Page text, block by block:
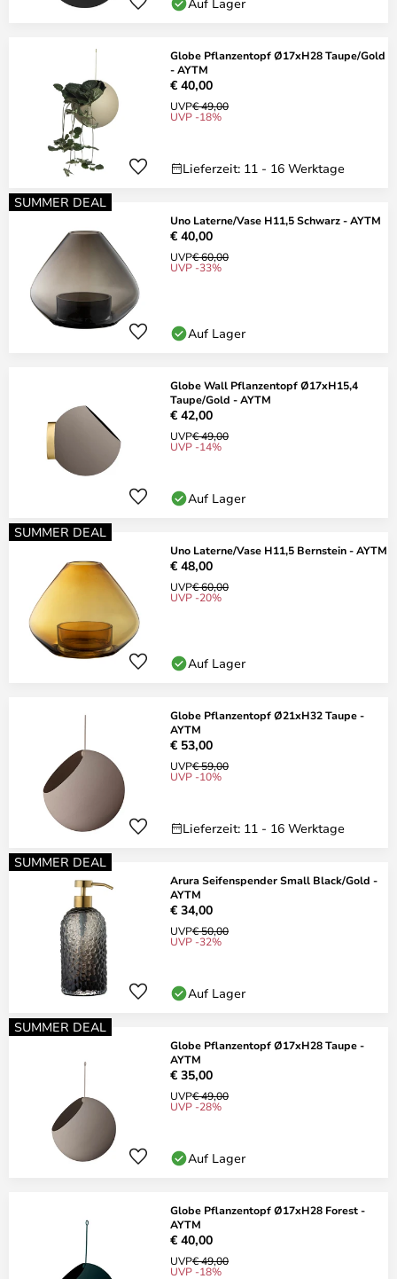
Globe Pflanzentopf Ø17xH28 Taupe/Gold
- AYTM
€ 40,00
UVP€ 49,00
UVP -18%
Lieferzeit: 11 - 16 Werktage
SUMMER DEAL
Uno Laterne/Vase H11,5 Schwarz - AYTM
€ 40,00
UVP€ 60,00
UVP -33%
Auf Lager
Globe Wall Pflanzentopf Ø17xH15,4
Taupe/Gold - AYTM
€ 42,00
UVP€ 49,00
UVP -14%
Auf Lager
SUMMER DEAL
Uno Laterne/Vase H11,5 Bernstein - AYTM
€ 48,00
UVP€ 60,00
UVP -20%
Auf Lager
Globe Pflanzentopf Ø21xH32 Taupe -
AYTM
€ 53,00
UVP€ 59,00
UVP -10%
Lieferzeit: 11 - 16 Werktage
SUMMER DEAL
Arura Seifenspender Small Black/Gold -
AYTM
€ 34,00
UVP€ 50,00
UVP -32%
Auf Lager
SUMMER DEAL
Globe Pflanzentopf Ø17xH28 Taupe -
AYTM
€ 35,00
UVP€ 49,00
UVP -28%
Auf Lager
Globe Pflanzentopf Ø17xH28 Forest -
AYTM
€ 40,00
UVP€ 49,00
UVP -18%